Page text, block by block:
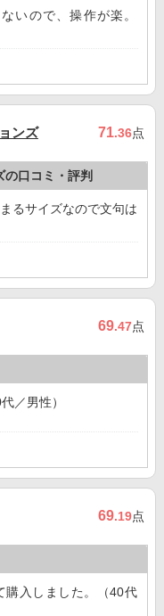
いので、操作が楽。
ンズ 71.36点
口コミ・評判
るサイズなので文句は
69.47点
／男性）
69.19点
購入しました。（40代